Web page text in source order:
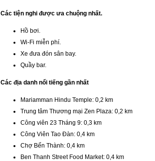
Các tiện nghi được ưa chuộng nhất.
Hồ bơi.
Wi-Fi miễn phí.
Xe đưa đón sân bay.
Quầy bar.
Các địa danh nổi tiếng gần nhất
Mariamman Hindu Temple: 0,2 km
Trung tâm Thương mại Zen Plaza: 0,2 km
Công viên 23 Tháng 9: 0,3 km
Công Viên Tao Đàn: 0,4 km
Chợ Bến Thành: 0,4 km
Ben Thanh Street Food Market: 0,4 km